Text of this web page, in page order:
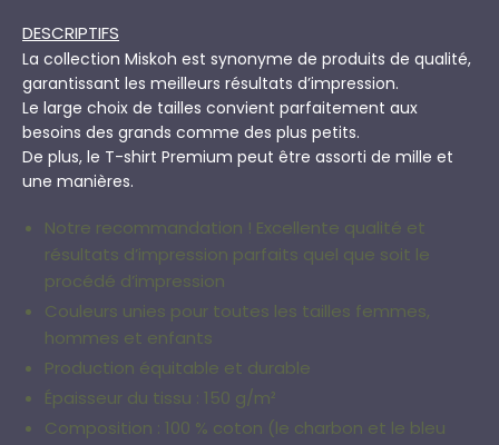
DESCRIPTIFS
La collection Miskoh est synonyme de produits de qualité,
garantissant les meilleurs résultats d’impression.
Le large choix de tailles convient parfaitement aux
besoins des grands comme des plus petits.
De plus, le T-shirt Premium peut être assorti de mille et
une manières.
Notre recommandation ! Excellente qualité et
résultats d’impression parfaits quel que soit le
procédé d’impression
Couleurs unies pour toutes les tailles femmes,
hommes et enfants
Production équitable et durable
Épaisseur du tissu : 150 g/m²
Composition : 100 % coton (le charbon et le bleu